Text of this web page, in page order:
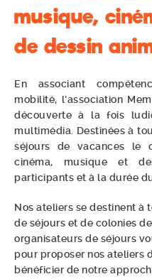
musique,
de dessin
En associant
mobilité, l’association
découverte à la fois
multimédia. Destinées à
séjours de vacances le
cinéma, musique et
participants et à la durée
Nos ateliers se destinent à
de séjours et de colonies
organisateurs de séjours
pour proposer nos ateliers
bénéficier de notre